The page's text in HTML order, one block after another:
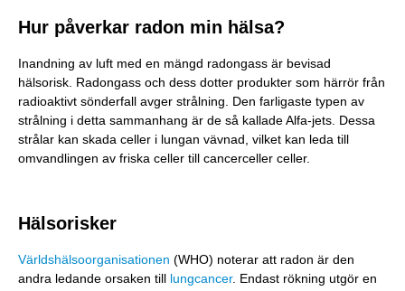
Hur påverkar radon min hälsa?
Inandning av luft med en mängd radongass är bevisad
hälsorisk. Radongass och dess dotter produkter som härrör från
radioaktivt sönderfall avger strålning. Den farligaste typen av
strålning i detta sammanhang är de så kallade Alfa-jets. Dessa
strålar kan skada celler i lungan vävnad, vilket kan leda till
omvandlingen av friska celler till cancerceller celler.
Hälsorisker
Världshälsoorganisationen (WHO) noterar att radon är den
andra ledande orsaken till lungcancer. Endast rökning utgör en